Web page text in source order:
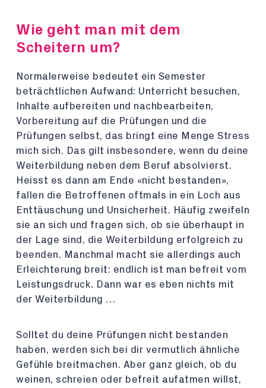
Wie geht man mit dem
Scheitern um?
Normalerweise bedeutet ein Semester
beträchtlichen Aufwand: Unterricht besuchen,
Inhalte aufbereiten und nachbearbeiten,
Vorbereitung auf die Prüfungen und die
Prüfungen selbst, das bringt eine Menge Stress
mich sich. Das gilt insbesondere, wenn du deine
Weiterbildung neben dem Beruf absolvierst.
Heisst es dann am Ende «nicht bestanden»,
fallen die Betroffenen oftmals in ein Loch aus
Enttäuschung und Unsicherheit. Häufig zweifeln
sie an sich und fragen sich, ob sie überhaupt in
der Lage sind, die Weiterbildung erfolgreich zu
beenden. Manchmal macht sie allerdings auch
Erleichterung breit: endlich ist man befreit vom
Leistungsdruck. Dann war es eben nichts mit
der Weiterbildung …
Solltet du deine Prüfungen nicht bestanden
haben, werden sich bei dir vermutlich ähnliche
Gefühle breitmachen. Aber ganz gleich, ob du
weinen, schreien oder befreit aufatmen willst,